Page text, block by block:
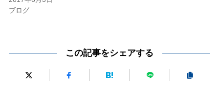
ブログ
この記事をシェアする